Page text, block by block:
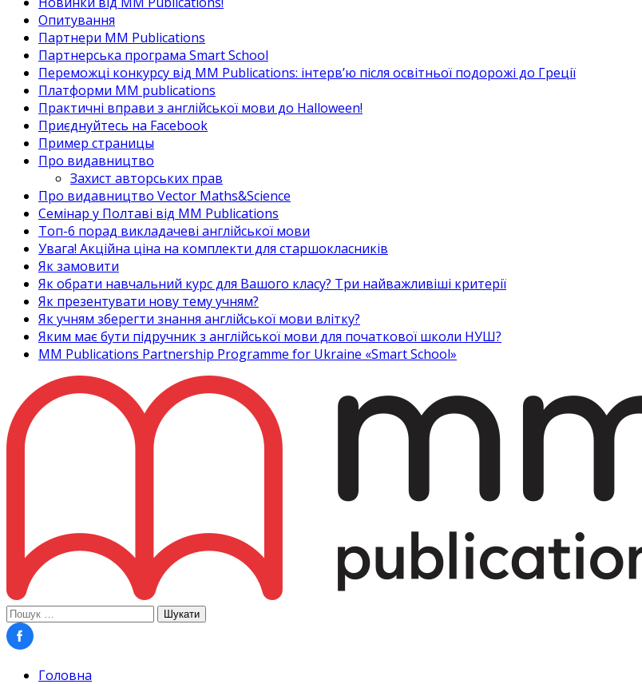
Опитування
Партнери MM Publications
Партнерська програма Smart School
Переможці конкурсу від MM Publications: інтерв’ю після освітньої подорожі до Греції
Платформи MM publications
Практичні вправи з англійської мови до Halloween!
Приєднуйтесь на Facebook
Пример страницы
Про видавництво
Захист авторських прав
Про видавництво Vector Maths&Science
Семінар у Полтаві від MM Publications
Топ-6 порад викладачеві англійської мови
Увага! Акційна ціна на комплекти для старшокласників
Як замовити
Як обрати навчальний курс для Вашого класу? Три найважливіші критерії
Як презентувати нову тему учням?
Як учням зберегти знання англійської мови влітку?
Яким має бути підручник з англійської мови для початкової школи НУШ?
MM Publications Partnership Programme for Ukraine «Smart School»
Пошук:
Головна